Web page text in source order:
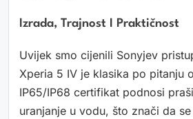
Izrada, Trajnost I Praktičnost
Uvijek smo cijenili Sonyjev
Xperia 5 IV je klasika po pitanju
IP65/IP68 certifikat podnosi
uranjanje u vodu, što znači da